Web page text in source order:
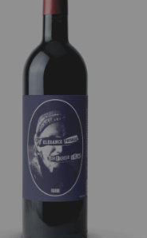
AJOUTER AU PANIER